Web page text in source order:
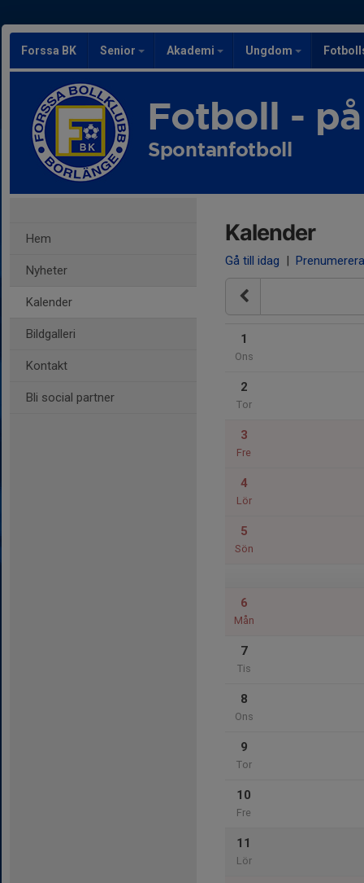
Forssa BK Senior Akademi Ungdom
Fotboll -
Spontanfotboll
Hem
Nyheter
Kalender
Bildgalleri
Kontakt
Bli social partner
Kalender
Gå till idag | Prenumerera
1
Ons
2
Tor
3
Fre
4
Lör
5
Sön
6
Mån
7
Tis
8
Ons
9
Tor
10
Fre
11
Lör